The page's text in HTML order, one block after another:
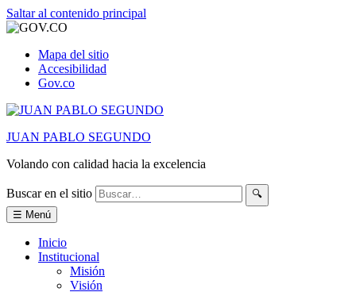
Saltar al contenido principal
Mapa del sitio
Accesibilidad
Gov.co
JUAN PABLO SEGUNDO
Volando con calidad hacia la excelencia
Buscar en el sitio
🔍
☰ Menú
Inicio
Institucional
Misión
Visión